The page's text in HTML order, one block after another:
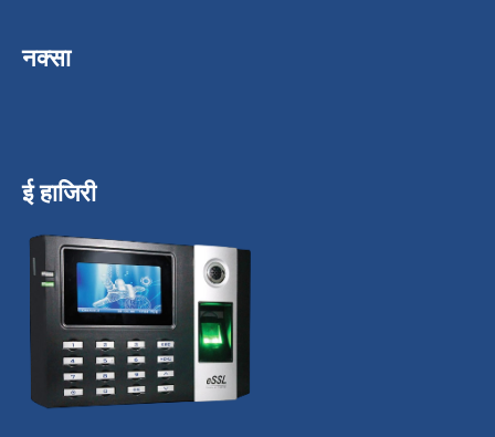
नक्सा
ई हाजिरी